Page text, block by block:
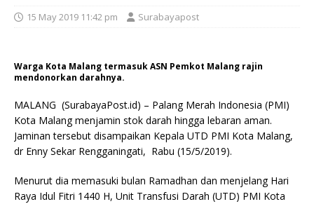
15 May 2019 11:42 pm Surabayapost
Warga Kota Malang termasuk ASN Pemkot Malang rajin
mendonorkan darahnya.
MALANG (SurabayaPost.id) – Palang Merah Indonesia (PMI)
Kota Malang menjamin stok darah hingga lebaran aman.
Jaminan tersebut disampaikan Kepala UTD PMI Kota Malang,
dr Enny Sekar Rengganingati, Rabu (15/5/2019).
Menurut dia memasuki bulan Ramadhan dan menjelang Hari
Raya Idul Fitri 1440 H, Unit Transfusi Darah (UTD) PMI Kota